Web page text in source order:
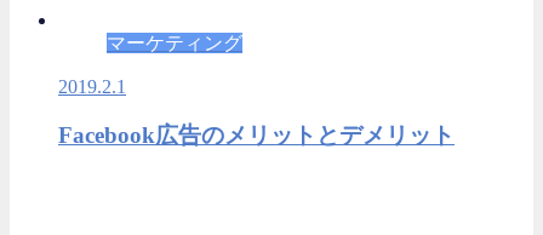
マーケティング
2019.2.1
Facebook広告のメリットとデメリット